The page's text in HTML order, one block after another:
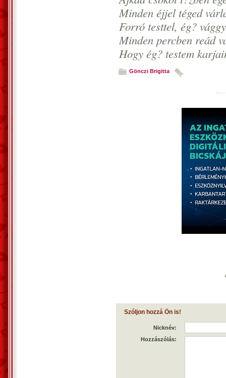
Minden éjjel téged
Forró testtel, ég?
Minden percben reád
Hogy ég? testem
Gönczi Brigitta
Szóljon hozzá Ön is!
Nicknév:
Hozzászólás: